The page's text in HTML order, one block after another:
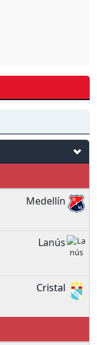
Medellín
Lanús
Cristal